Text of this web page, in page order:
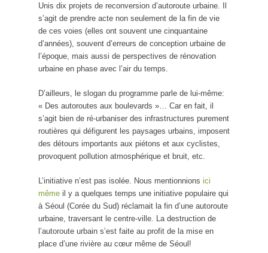
Unis dix projets de reconversion d’autoroute urbaine. Il
s’agit de prendre acte non seulement de la fin de vie
de ces voies (elles ont souvent une cinquantaine
d’années), souvent d’erreurs de conception urbaine de
l’époque, mais aussi de perspectives de rénovation
urbaine en phase avec l’air du temps.
D’ailleurs, le slogan du programme parle de lui-même:
« Des autoroutes aux boulevards »… Car en fait, il
s’agit bien de ré-urbaniser des infrastructures purement
routières qui défigurent les paysages urbains, imposent
des détours importants aux piétons et aux cyclistes,
provoquent pollution atmosphérique et bruit, etc.
L’initiative n’est pas isolée. Nous mentionnions ici
même il y a quelques temps une initiative populaire qui
à Séoul (Corée du Sud) réclamait la fin d’une autoroute
urbaine, traversant le centre-ville. La destruction de
l’autoroute urbain s’est faite au profit de la mise en
place d’une rivière au cœur même de Séoul!